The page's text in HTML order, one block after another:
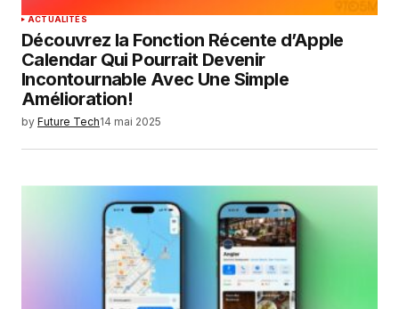
ACTUALITÉS
Découvrez la Fonction Récente d’Apple
Calendar Qui Pourrait Devenir
Incontournable Avec Une Simple
Amélioration!
by Future Tech14 mai 2025